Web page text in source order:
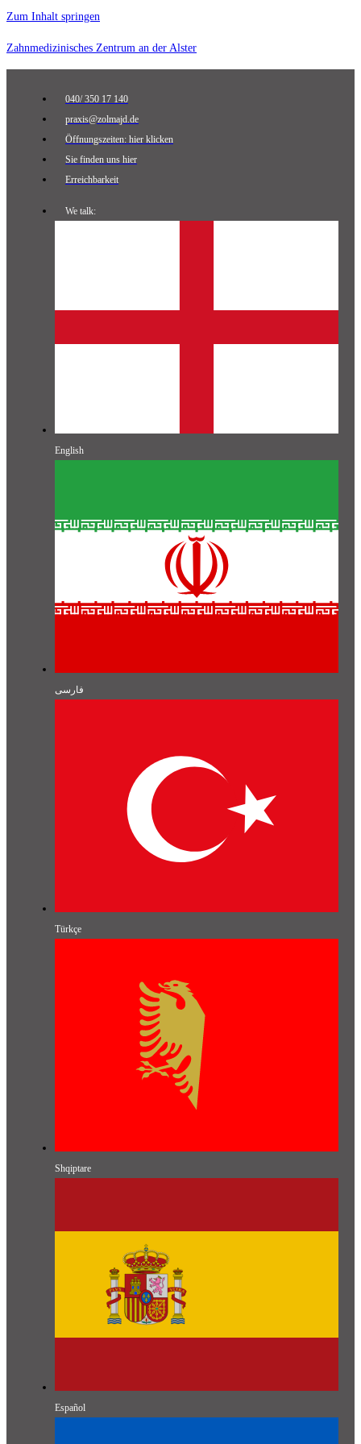
Zum Inhalt springen
Zahnmedizinisches Zentrum an der Alster
040/ 350 17 140
praxis@zolmajd.de
Öffnungszeiten: hier klicken
Sie finden uns hier
Erreichbarkeit
We talk:
English
فارسی
Türkçe
Shqiptare
Español